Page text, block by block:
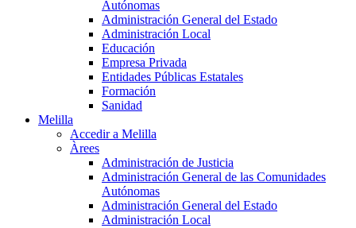
Autónomas
Administración General del Estado
Administración Local
Educación
Empresa Privada
Entidades Públicas Estatales
Formación
Sanidad
Melilla
Accedir a Melilla
Àrees
Administración de Justicia
Administración General de las Comunidades
Autónomas
Administración General del Estado
Administración Local